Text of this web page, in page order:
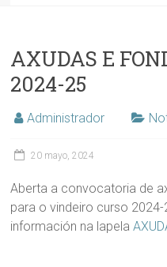
AXUDAS E
2024-25
Administrador
20 mayo, 2024
Aberta a convocatoria de
para o vindeiro curso
información na lapela